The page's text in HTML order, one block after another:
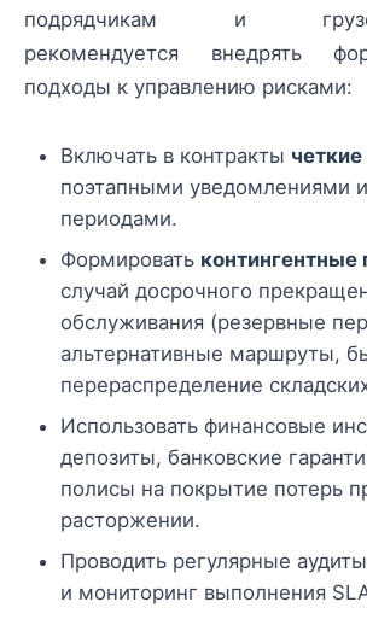
подрядчикам и
рекомендуется внедрять
подходы к управлению рисками:
Включать в контракты
поэтапными уведомлениями
периодами.
Формировать контингентные
случай досрочного
обслуживания (резервные
альтернативные маршруты,
перераспределение
Использовать финансовые
депозиты, банковские
полисы на покрытие потерь
расторжении.
Проводить регулярные
и мониторинг выполнения